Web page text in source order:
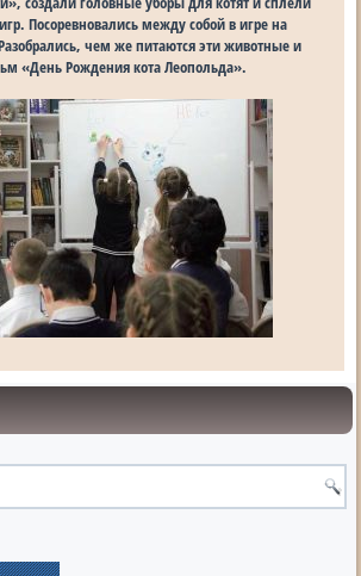
Посоревновались между собой в игре на
чем же питаются эти животные и
«День Рождения кота Леопольда».